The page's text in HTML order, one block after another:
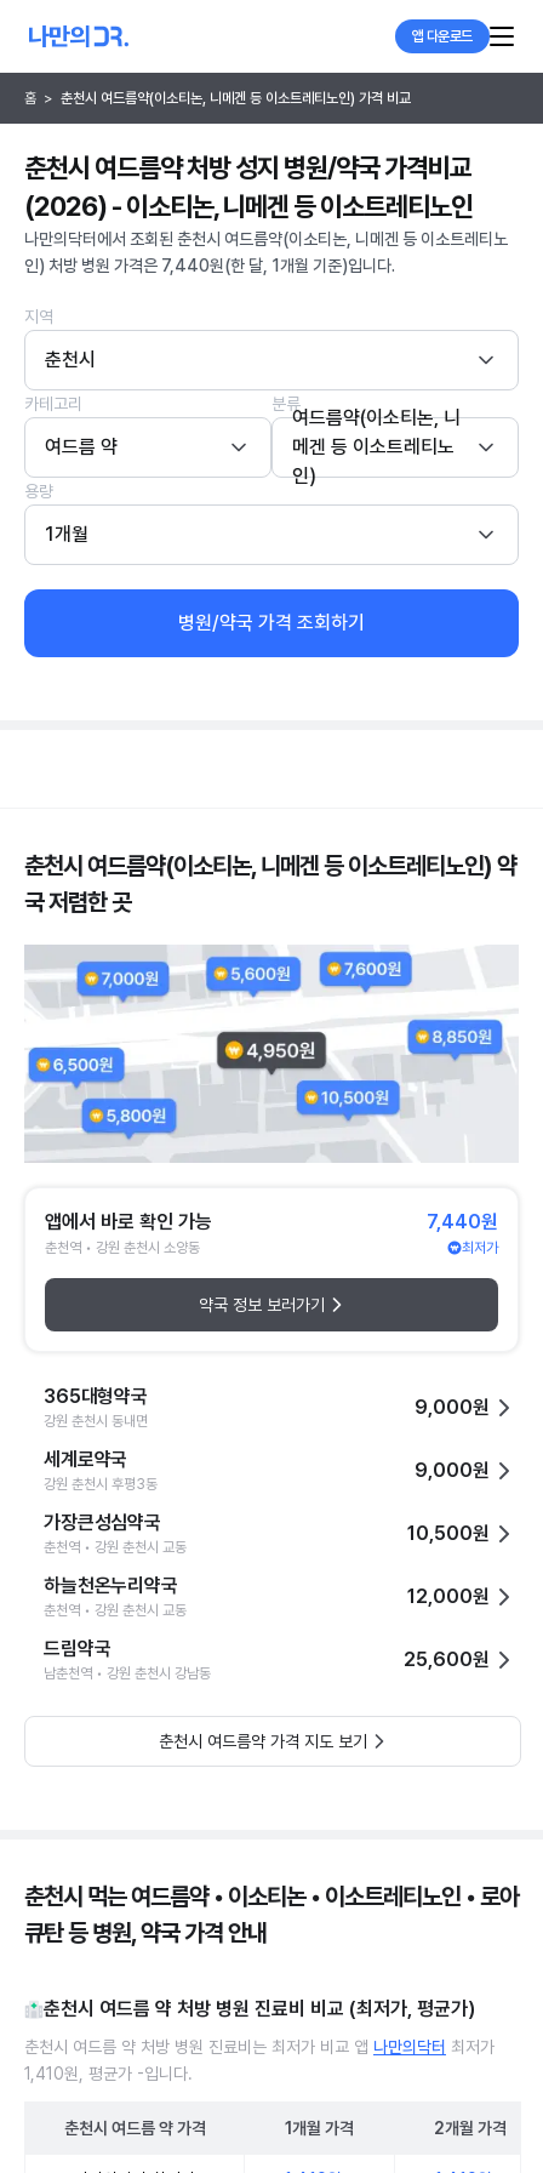
앱 다운로드
홈 > 춘천시 여드름약(이소티논, 니메겐 등 이소트레티노인) 가격 비교
춘천시 여드름약 처방 성지 병원/약국 가격비교
(2026) - 이소티논, 니메겐 등 이소트레티노인
나만의닥터에서 조회된 춘천시 여드름약(이소티논, 니메겐 등 이소트레티노
인) 처방 병원 가격은 7,440원(한 달, 1개월 기준)입니다.
지역
춘천시
카테고리
여드름 약
분류
여드름약(이소티논, 니
메겐 등 이소트레티노
인)
용량
1개월
병원/약국 가격 조회하기
춘천시 여드름약(이소티논, 니메겐 등 이소트레티노인) 약
국 저렴한 곳
앱에서 바로 확인 가능
춘천역 • 강원 춘천시 소양동
7,440원
최저가
약국 정보 보러가기
365대형약국
강원 춘천시 동내면
9,000원
세계로약국
강원 춘천시 후평3동
9,000원
가장큰성심약국
춘천역 • 강원 춘천시 교동
10,500원
하늘천온누리약국
춘천역 • 강원 춘천시 교동
12,000원
드림약국
남춘천역 • 강원 춘천시 강남동
25,600원
춘천시 여드름약 가격 지도 보기
춘천시 먹는 여드름약 • 이소티논 • 이소트레티노인 • 로아
큐탄 등 병원, 약국 가격 안내
춘천시 여드름 약 처방 병원 진료비 비교 (최저가, 평균가)
춘천시 여드름 약 처방 병원 진료비는 최저가 비교 앱 나만의닥터 최저가
1,410원, 평균가 -입니다.
춘천시 여드름 약가격 1개월 가격 2개월 가격